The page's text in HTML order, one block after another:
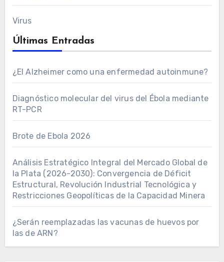
Virus
Últimas Entradas
¿El Alzheimer como una enfermedad autoinmune?
Diagnóstico molecular del virus del Ébola mediante
RT-PCR
Brote de Ebola 2026
Análisis Estratégico Integral del Mercado Global de
la Plata (2026-2030): Convergencia de Déficit
Estructural, Revolución Industrial Tecnológica y
Restricciones Geopolíticas de la Capacidad Minera
¿Serán reemplazadas las vacunas de huevos por
las de ARN?